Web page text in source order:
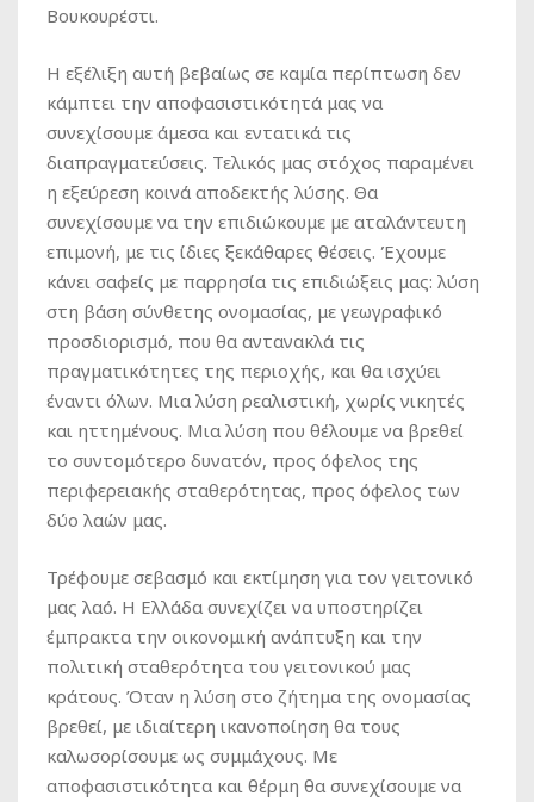
Βουκουρέστι.
Η εξέλιξη αυτή βεβαίως σε καμία περίπτωση δεν
κάμπτει την αποφασιστικότητά μας να
συνεχίσουμε άμεσα και εντατικά τις
διαπραγματεύσεις. Τελικός μας στόχος παραμένει
η εξεύρεση κοινά αποδεκτής λύσης. Θα
συνεχίσουμε να την επιδιώκουμε με αταλάντευτη
επιμονή, με τις ίδιες ξεκάθαρες θέσεις. Έχουμε
κάνει σαφείς με παρρησία τις επιδιώξεις μας: λύση
στη βάση σύνθετης ονομασίας, με γεωγραφικό
προσδιορισμό, που θα αντανακλά τις
πραγματικότητες της περιοχής, και θα ισχύει
έναντι όλων. Μια λύση ρεαλιστική, χωρίς νικητές
και ηττημένους. Μια λύση που θέλουμε να βρεθεί
το συντομότερο δυνατόν, προς όφελος της
περιφερειακής σταθερότητας, προς όφελος των
δύο λαών μας.
Τρέφουμε σεβασμό και εκτίμηση για τον γειτονικό
μας λαό. Η Ελλάδα συνεχίζει να υποστηρίζει
έμπρακτα την οικονομική ανάπτυξη και την
πολιτική σταθερότητα του γειτονικού μας
κράτους. Όταν η λύση στο ζήτημα της ονομασίας
βρεθεί, με ιδιαίτερη ικανοποίηση θα τους
καλωσορίσουμε ως συμμάχους. Με
αποφασιστικότητα και θέρμη θα συνεχίσουμε να